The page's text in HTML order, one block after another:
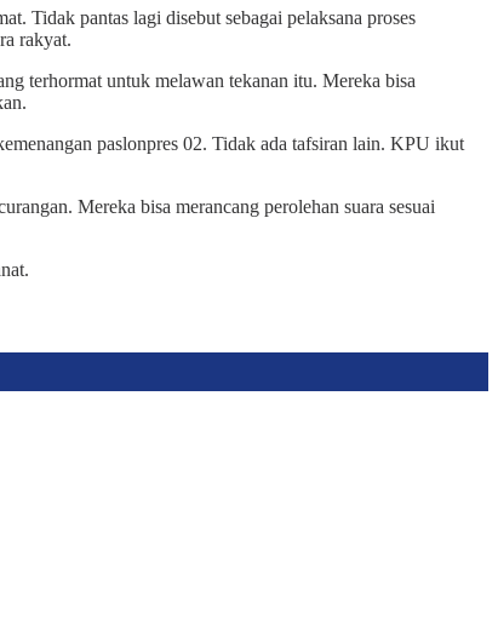
Tidak pantas lagi disebut sebagai pelaksana proses
rakyat.
terhormat untuk melawan tekanan itu. Mereka bisa
paslonpres 02. Tidak ada tafsiran lain. KPU ikut
Mereka bisa merancang perolehan suara sesuai